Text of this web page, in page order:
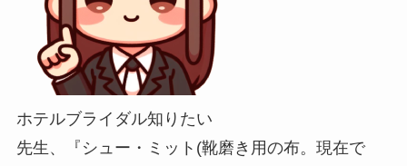
ホテルブライダル知りたい
先生、『シュー・ミット(靴磨き用の布。現在で